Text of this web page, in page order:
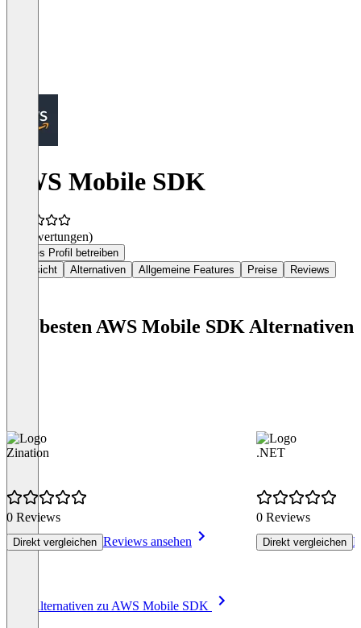
AWS Mobile SDK
(0 Bewertungen)
Dieses Profil betreiben
Übersicht
Alternativen Allgemeine Features Preise Reviews
Die besten AWS Mobile SDK Alternativen
Zination
0 Reviews
Direkt vergleichen Reviews ansehen
.NET
0 Reviews
Direkt vergleichen
Alle Alternativen zu AWS Mobile SDK